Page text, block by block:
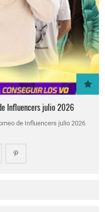
Influencers julio 2026
de Influencers julio 2026